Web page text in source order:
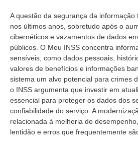
A questão da segurança da
nos últimos anos, sobretudo após o
cibernéticos e vazamentos de dados
públicos. O Meu INSS concentra
sensíveis, como dados pessoais,
valores de benefícios e informações
sistema um alvo potencial para crimes
o INSS argumenta que investir em
essencial para proteger os dados dos
confiabilidade do serviço. A
relacionada à melhoria do
lentidão e erros que frequentemente